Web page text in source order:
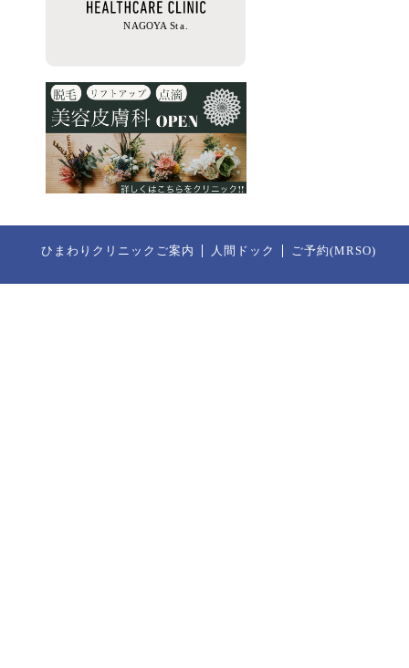
ひまわりクリニックご案内 人間ドック ご予約(MRSO)